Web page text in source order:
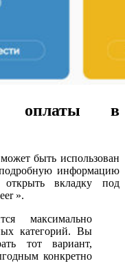
оплаты в
быть использован
информацию
вкладку под
».
максимально
категорий. Вы
тот вариант,
конкретно